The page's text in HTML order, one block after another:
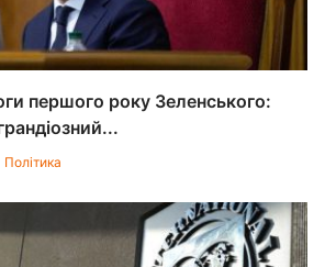
першого року Зеленського:
Політика